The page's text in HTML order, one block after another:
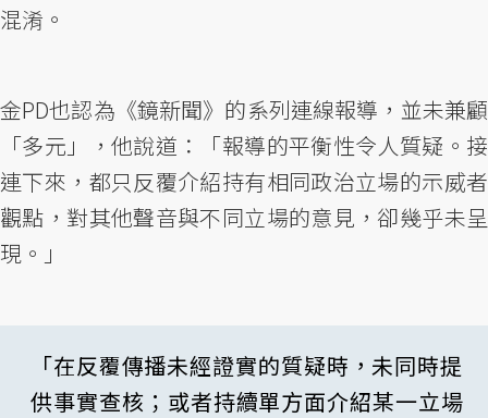
混淆。
金PD也認為《鏡新聞》的系列連線報導，並未兼顧
「多元」，他說道：「報導的平衡性令人質疑。接
連下來，都只反覆介紹持有相同政治立場的示威者
觀點，對其他聲音與不同立場的意見，卻幾乎未呈
現。」
「在反覆傳播未經證實的質疑時，未同時提
供事實查核；或者持續單方面介紹某一立場